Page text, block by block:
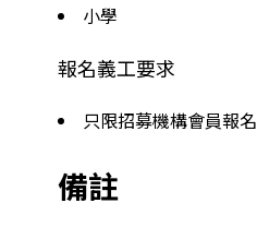
小學
報名義工要求
只限招募機構會員報名
備註